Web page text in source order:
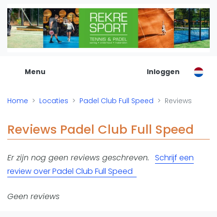
Menu
De Padel Gids
Alle padel locaties
Padelwinkels
Organisatie
Banenbouwers
Reserveringssystemen
Toevoegen data
Laatste updates
Padel
Inloggen
Home Locaties Padel Club Full Speed Reviews
Reviews Padel Club Full Speed
Er zijn nog geen reviews geschreven. Schrijf een
review over Padel Club Full Speed
Geen reviews